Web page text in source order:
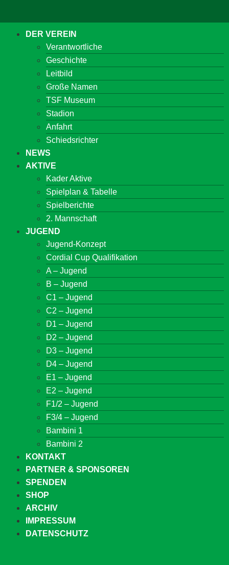
DER VEREIN
Verantwortliche
Geschichte
Leitbild
Große Namen
TSF Museum
Stadion
Anfahrt
Schiedsrichter
NEWS
AKTIVE
Kader Aktive
Spielplan & Tabelle
Spielberichte
2. Mannschaft
JUGEND
Jugend-Konzept
Cordial Cup Qualifikation
A – Jugend
B – Jugend
C1 – Jugend
C2 – Jugend
D1 – Jugend
D2 – Jugend
D3 – Jugend
D4 – Jugend
E1 – Jugend
E2 – Jugend
F1/2 – Jugend
F3/4 – Jugend
Bambini 1
Bambini 2
KONTAKT
PARTNER & SPONSOREN
SPENDEN
SHOP
ARCHIV
IMPRESSUM
DATENSCHUTZ